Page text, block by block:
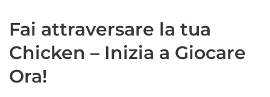
Fai attraversare la tua
Chicken – Inizia a Giocare
Ora!